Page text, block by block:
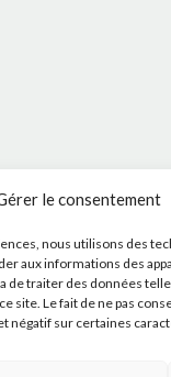
le consentement
nous utilisons des
aux informations des
de traiter des données
site. Le fait de ne pas
négatif sur certaines